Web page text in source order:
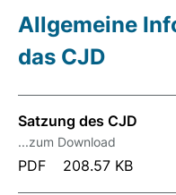
Allgemeine
das CJD
Satzung des CJD
...zum Download
PDF 208.57 KB